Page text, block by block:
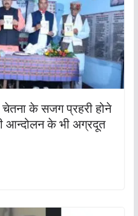
चेतना के सजग प्रहरी होने
आन्दोलन के भी अग्रदूत